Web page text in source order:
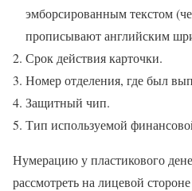
эмборсированным текстом
прописывают английским
Срок действия карточки.
Номер отделения, где был
Защитный чип.
Тип используемой
Нумерацию у пластикового
рассмотреть на лицевой